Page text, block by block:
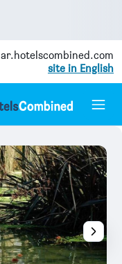
ar.hotelscombined.com
site in English